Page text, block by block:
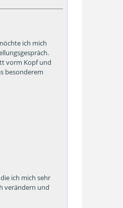
ich mich
vorm Kopf und
besonderem
ich mich sehr
verändern und